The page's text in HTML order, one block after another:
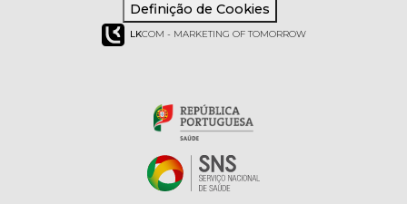
Definição de Cookies
LKCOM - MARKETING OF TOMORROW